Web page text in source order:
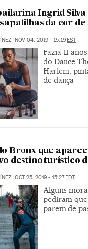
Ingrid
da cor de
| NOV 04, 2019 - 15:19 EST
Fazia 11
do Dance
Harlem,
de dança
Bronx que
destino turístico
| OCT 25, 2019 - 15:27EDT
Alguns
pediram
parem de